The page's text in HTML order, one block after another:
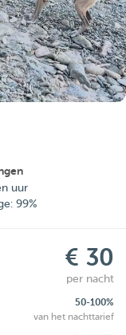
uur
99%
€ 30
per nacht
50-100%
van het nachttarief